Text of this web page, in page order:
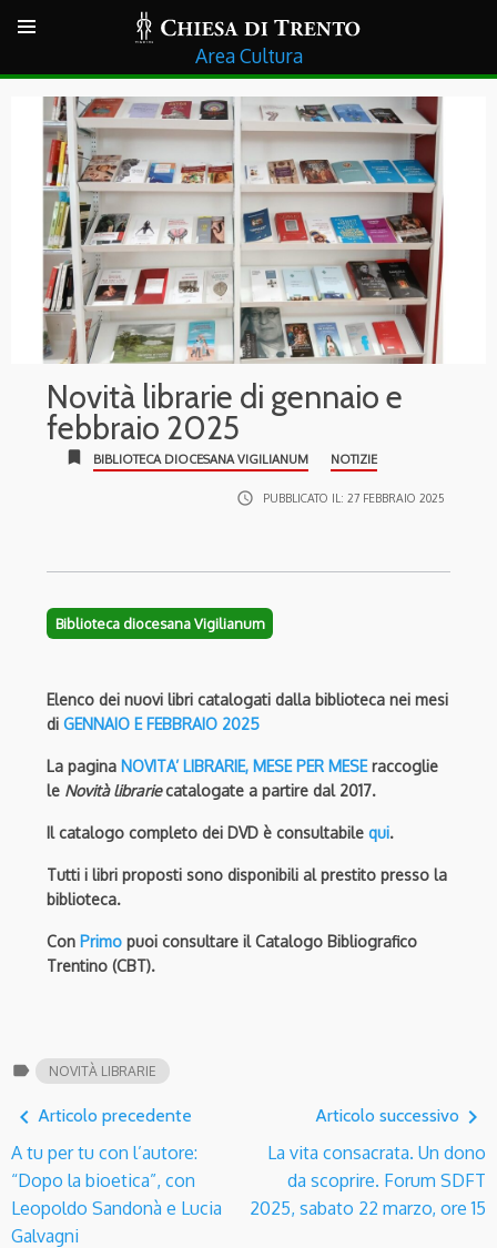
Cultura
Novità librarie di gennaio e
febbraio 2025
bookmark BIBLIOTECA DIOCESANA VIGILIANUM NOTIZIE
access_time PUBBLICATO IL: 27 FEBBRAIO 2025
Biblioteca diocesana Vigilianum
Elenco dei nuovi libri catalogati dalla biblioteca nei mesi
di GENNAIO E FEBBRAIO 2025
La pagina NOVITA’ LIBRARIE, MESE PER MESEraccoglie
le Novità librariecatalogate a partire dal 2017.
Il catalogo completo dei DVD è consultabile qui.
Tutti i libri proposti sono disponibili al prestito presso la
biblioteca.
Con Primo puoi consultare il Catalogo Bibliografico
Trentino (CBT).
label NOVITÀ LIBRARIE
navigate_before Articolo precedente
A tu per tu con l’autore:
“Dopo la bioetica”, con
Leopoldo Sandonà e Lucia
Galvagni
Articolo successivo navigate_next
La vita consacrata. Un dono
da scoprire. Forum SDFT
2025, sabato 22 marzo, ore 15